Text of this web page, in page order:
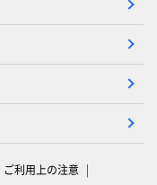
ご利用上の注意